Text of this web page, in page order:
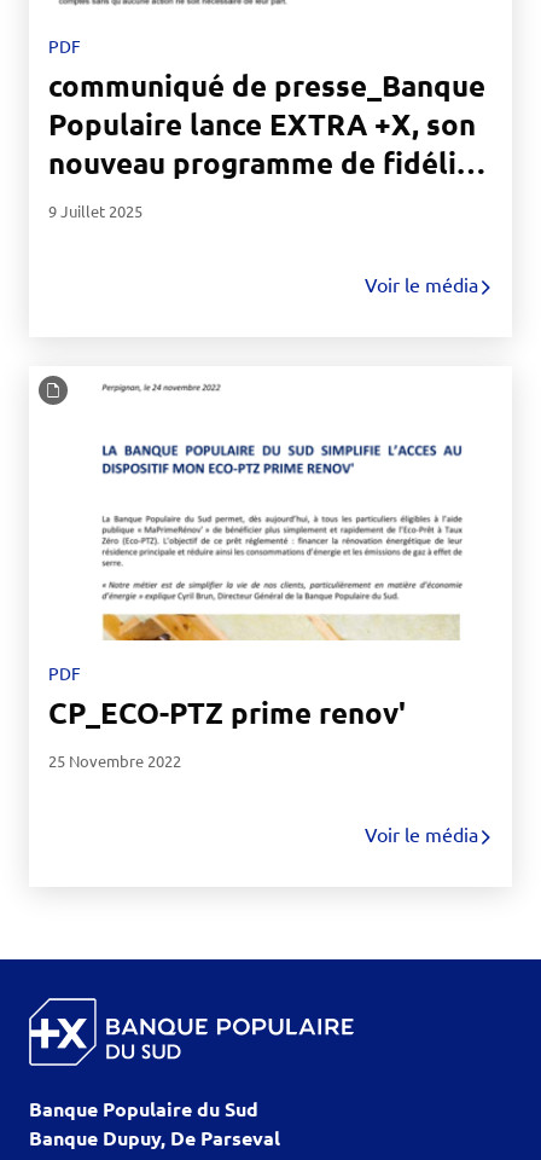
PDF
communiqué de presse_Banque
Populaire lance EXTRA +X, son
nouveau programme de fidélité
exclusif pour ses sociétaires et
9 Juillet 2025
Voir le média
PDF
CP_ECO-PTZ prime renov'
25 Novembre 2022
Voir le média
Banque Populaire du Sud
Banque Dupuy, De Parseval